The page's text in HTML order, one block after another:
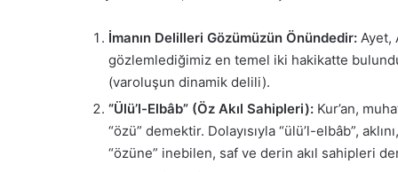
İmanın Delilleri Gözümüzün Önündedir: Ayet,
gözlemlediğimiz en temel iki hakikatte
(varoluşun dinamik delili).
“Ülü’l-Elbâb” (Öz Akıl Sahipleri): Kur’an,
“özü” demektir. Dolayısıyla “ülü’l-elbâb”,
“özüne” inebilen, saf ve derin akıl sahipleri